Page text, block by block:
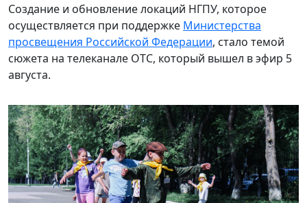
Создание и обновление локаций НГПУ, которое
осуществляется при поддержке Министерства
просвещения Российской Федерации, стало темой
сюжета на телеканале ОТС, который вышел в эфир 5
августа.